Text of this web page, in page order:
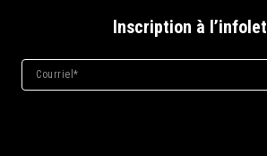
Inscription à
Courriel*